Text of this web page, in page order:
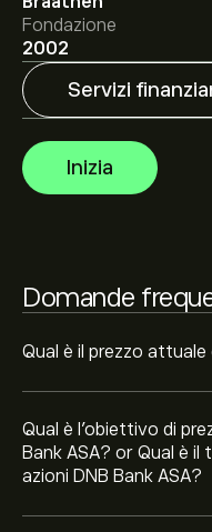
Fondazione
2002
Servizi
Inizia
Domande
Qual è il prezzo attuale
Qual è l'obiettivo di
Bank ASA? or Qual è
azioni DNB Bank ASA?
305.50‎kr‎.Iscriviti
su
degli analisti e obiettivi
Gli analisti offrono
basate su tendenze di
crescita prevista.
futuri movimenti dei